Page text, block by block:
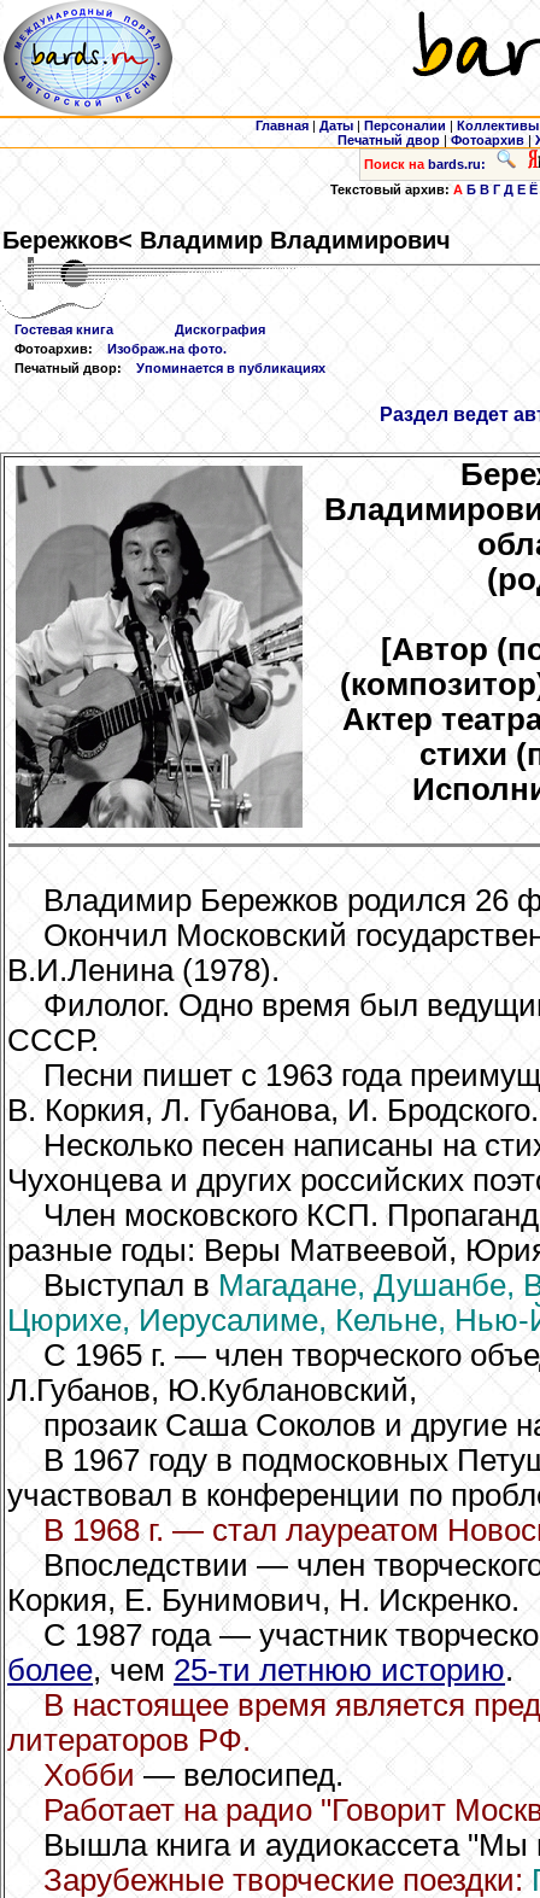
Главная | Даты | Персоналии | Коллективы
Печатный двор |Фотоархив |
Поиск на bards.ru:
Текстовый архив:А Б В Г Д Е Ё
Бережков< Владимир Владимирович
Гостевая книга
Дискография
Фотоархив:
Изображ.на фото.
Печатный двор:
Упоминается в публикациях
Раздел ведет
[Автор
Актер
стихи
Владимир Бережков родился 26
Окончил Московский
В.И.Ленина (1978).
Филолог. Одно время был
СССР.
Песни пишет с 1963 года
В. Коркия, Л. Губанова, И. Бродского.
Несколько песен написаны на
Чухонцева и других российских
Член московского КСП.
разные годы: Веры Матвеевой,
Выступал в Магадане, Душанбе,
Цюрихе, Иерусалиме, Кельне, Нью-
С 1965 г. — член творческого
Л.Губанов, Ю.Кублановский,
прозаик Саша Соколов и другие
В 1967 году в подмосковных
участвовал в конференции по
В 1968 г. — стал лауреатом
Впоследствии — член
Коркия, Е. Бунимович, Н. Искренко.
C 1987 года — участник
более, чем 25-ти летнюю историю.
В настоящее время является
литераторов РФ.
Хобби— велосипед.
Работает на радио "Говорит
Вышла книга и аудиокассета "Мы
Зарубежные творческие поездки: